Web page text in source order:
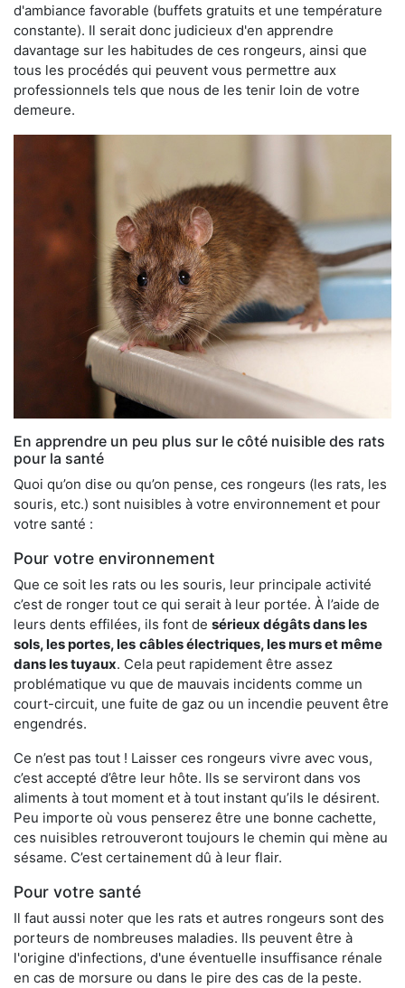
d'ambiance favorable (buffets gratuits et une température
constante). Il serait donc judicieux d'en apprendre
davantage sur les habitudes de ces rongeurs, ainsi que
tous les procédés qui peuvent vous permettre aux
professionnels tels que nous de les tenir loin de votre
demeure.
En apprendre un peu plus sur le côté nuisible des rats
pour la santé
Quoi qu’on dise ou qu’on pense, ces rongeurs (les rats, les
souris, etc.) sont nuisibles à votre environnement et pour
votre santé :
Pour votre environnement
Que ce soit les rats ou les souris, leur principale activité
c’est de ronger tout ce qui serait à leur portée. À l’aide de
leurs dents effilées, ils font de sérieux dégâts dans les
sols, les portes, les câbles électriques, les murs et même
dans les tuyaux. Cela peut rapidement être assez
problématique vu que de mauvais incidents comme un
court-circuit, une fuite de gaz ou un incendie peuvent être
engendrés.
Ce n’est pas tout ! Laisser ces rongeurs vivre avec vous,
c’est accepté d’être leur hôte. Ils se serviront dans vos
aliments à tout moment et à tout instant qu’ils le désirent.
Peu importe où vous penserez être une bonne cachette,
ces nuisibles retrouveront toujours le chemin qui mène au
sésame. C’est certainement dû à leur flair.
Pour votre santé
Il faut aussi noter que les rats et autres rongeurs sont des
porteurs de nombreuses maladies. Ils peuvent être à
l'origine d'infections, d'une éventuelle insuffisance rénale
en cas de morsure ou dans le pire des cas de la peste.